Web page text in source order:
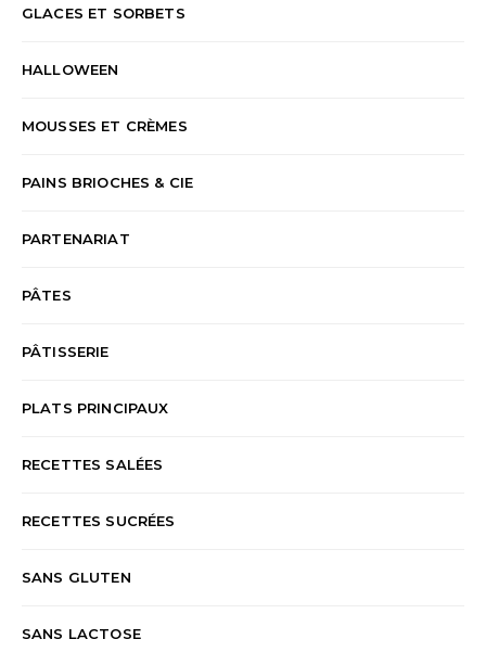
GLACES ET SORBETS
HALLOWEEN
MOUSSES ET CRÈMES
PAINS BRIOCHES & CIE
PARTENARIAT
PÂTES
PÂTISSERIE
PLATS PRINCIPAUX
RECETTES SALÉES
RECETTES SUCRÉES
SANS GLUTEN
SANS LACTOSE